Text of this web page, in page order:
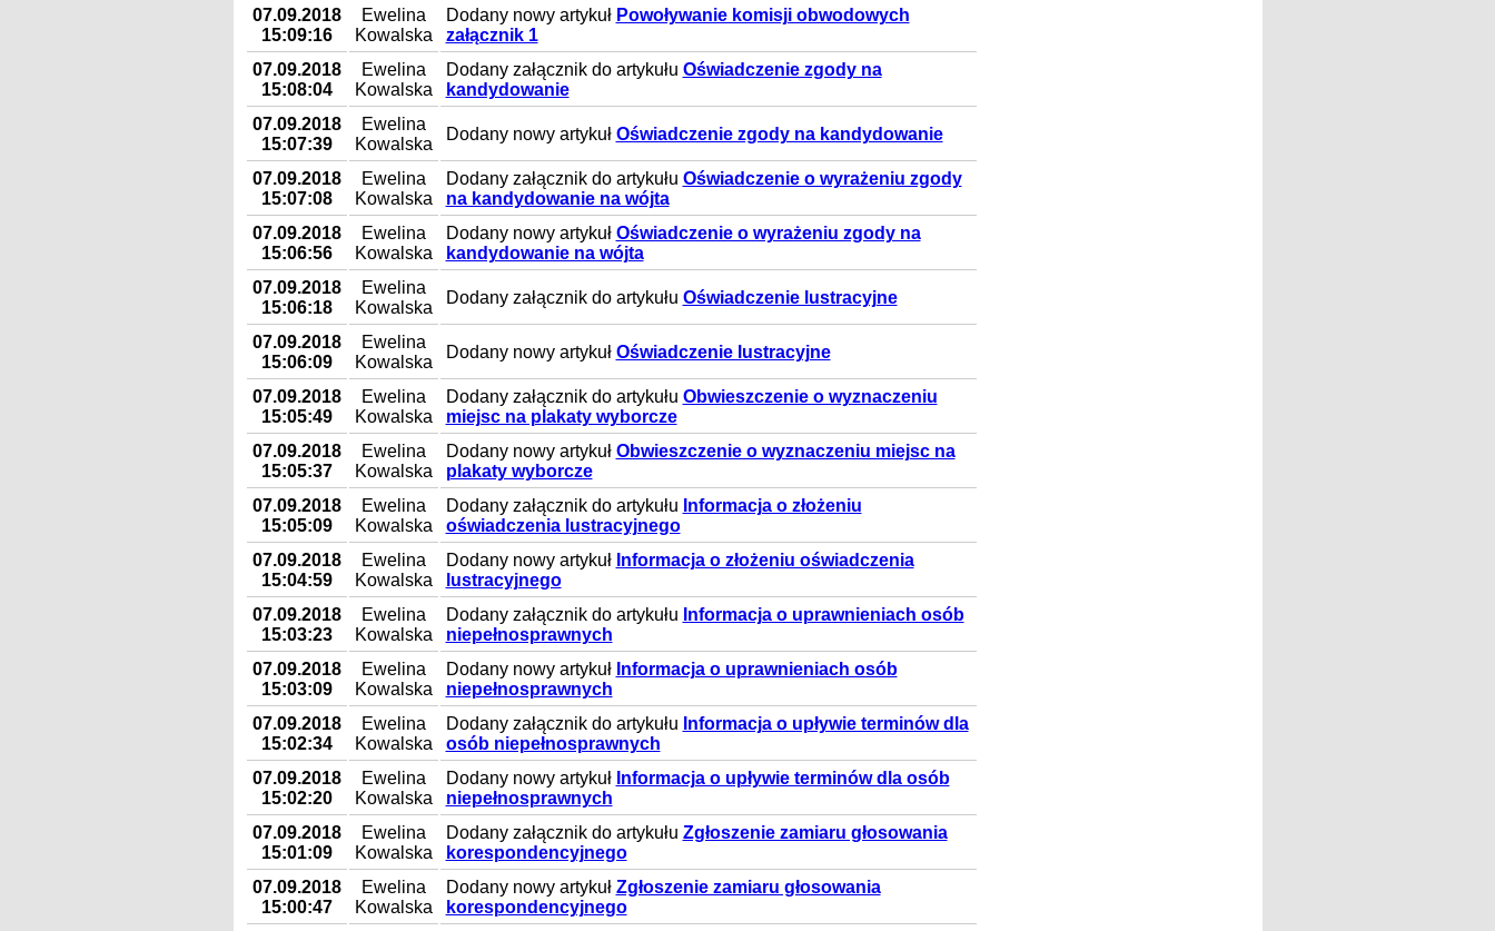
07.09.2018
15:09:16
Ewelina
Kowalska
Dodany nowy artykuł Powoływanie komisji obwodowych
załącznik 1
07.09.2018
15:08:04
Ewelina
Kowalska
Dodany załącznik do artykułu Oświadczenie zgody na
kandydowanie
07.09.2018
15:07:39
Ewelina
Kowalska
Dodany nowy artykuł Oświadczenie zgody na kandydowanie
07.09.2018
15:07:08
Ewelina
Kowalska
Dodany załącznik do artykułu Oświadczenie o wyrażeniu zgody
na kandydowanie na wójta
07.09.2018
15:06:56
Ewelina
Kowalska
Dodany nowy artykuł Oświadczenie o wyrażeniu zgody na
kandydowanie na wójta
07.09.2018
15:06:18
Ewelina
Kowalska
Dodany załącznik do artykułu Oświadczenie lustracyjne
07.09.2018
15:06:09
Ewelina
Kowalska
Dodany nowy artykuł Oświadczenie lustracyjne
07.09.2018
15:05:49
Ewelina
Kowalska
Dodany załącznik do artykułu Obwieszczenie o wyznaczeniu
miejsc na plakaty wyborcze
07.09.2018
15:05:37
Ewelina
Kowalska
Dodany nowy artykuł Obwieszczenie o wyznaczeniu miejsc na
plakaty wyborcze
07.09.2018
15:05:09
Ewelina
Kowalska
Dodany załącznik do artykułu Informacja o złożeniu
oświadczenia lustracyjnego
07.09.2018
15:04:59
Ewelina
Kowalska
Dodany nowy artykuł Informacja o złożeniu oświadczenia
lustracyjnego
07.09.2018
15:03:23
Ewelina
Kowalska
Dodany załącznik do artykułu Informacja o uprawnieniach osób
niepełnosprawnych
07.09.2018
15:03:09
Ewelina
Kowalska
Dodany nowy artykuł Informacja o uprawnieniach osób
niepełnosprawnych
07.09.2018
15:02:34
Ewelina
Kowalska
Dodany załącznik do artykułu Informacja o upływie terminów dla
osób niepełnosprawnych
07.09.2018
15:02:20
Ewelina
Kowalska
Dodany nowy artykuł Informacja o upływie terminów dla osób
niepełnosprawnych
07.09.2018
15:01:09
Ewelina
Kowalska
Dodany załącznik do artykułu Zgłoszenie zamiaru głosowania
korespondencyjnego
07.09.2018
15:00:47
Ewelina
Kowalska
Dodany nowy artykuł Zgłoszenie zamiaru głosowania
korespondencyjnego